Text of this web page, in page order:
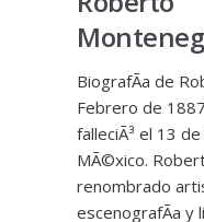
BiografÃ­a de
Febrero de
falleciÃ³ el 13
MÃ©xico.
renombrado
escenografÃ­a y